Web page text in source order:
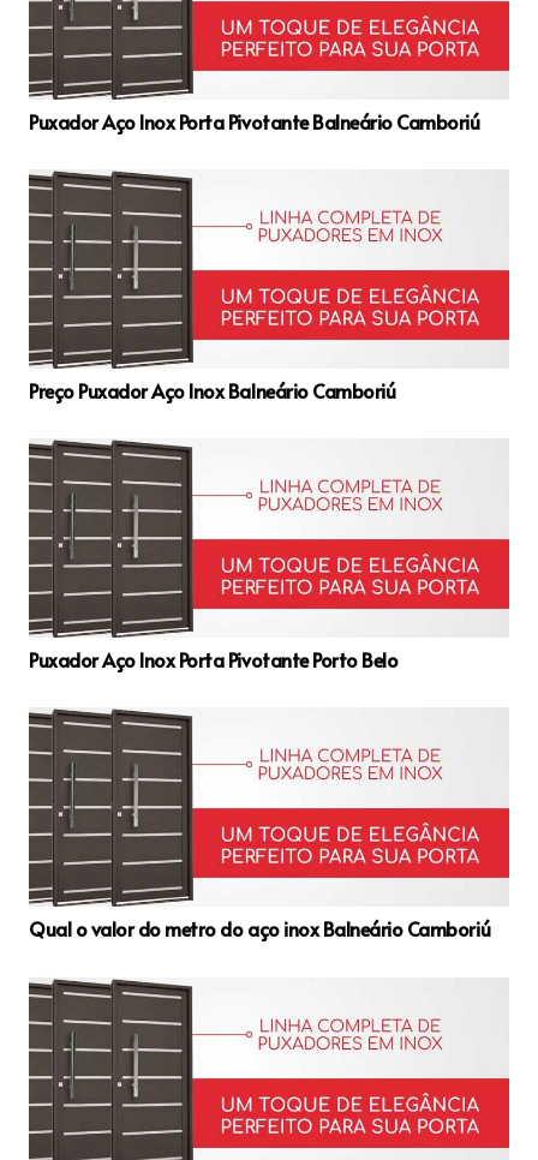
Puxador Aço Inox Porta Pivotante Balneário Camboriú
Preço Puxador Aço Inox Balneário Camboriú
Puxador Aço Inox Porta Pivotante Porto Belo
Qual o valor do metro do aço inox Balneário Camboriú